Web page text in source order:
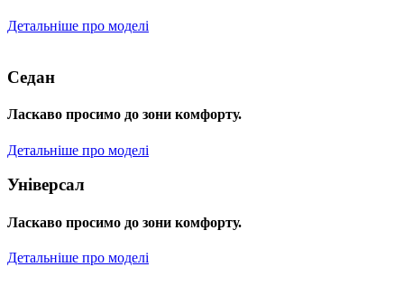
Детальніше про моделі
Седан
Ласкаво просимо до зони комфорту.
Детальніше про моделі
Універсал
Ласкаво просимо до зони комфорту.
Детальніше про моделі